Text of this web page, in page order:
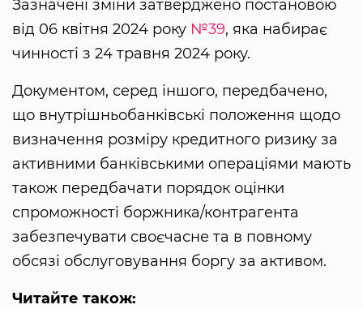
Зазначені зміни затверджено постановою
від 06 квітня 2024 року №39, яка набирає
чинності з 24 травня 2024 року.
Документом, серед іншого, передбачено,
що внутрішньобанківські положення щодо
визначення розміру кредитного ризику за
активними банківськими операціями мають
також передбачати порядок оцінки
спроможності боржника/контрагента
забезпечувати своєчасне та в повному
обсязі обслуговування боргу за активом.
Читайте також: